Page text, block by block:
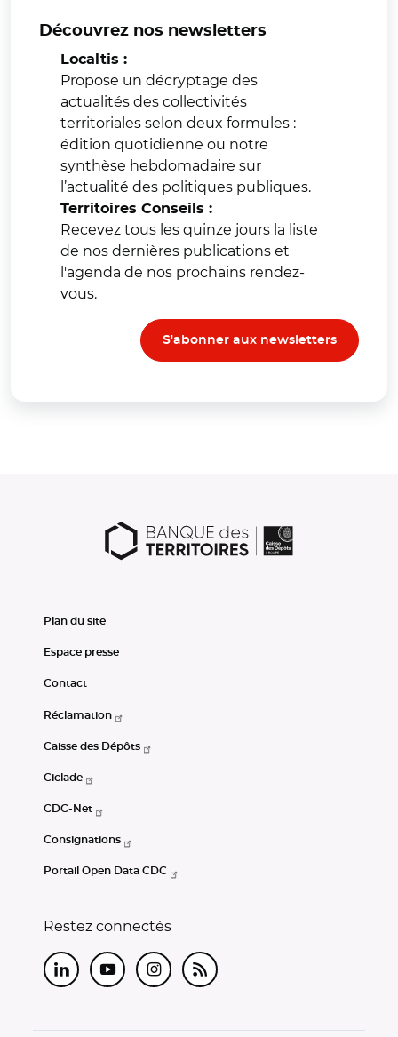
Découvrez nos newsletters
Localtis :
Propose un décryptage des
actualités des collectivités
territoriales selon deux formules :
édition quotidienne ou notre
synthèse hebdomadaire sur
l’actualité des politiques publiques.
Territoires Conseils :
Recevez tous les quinze jours la liste
de nos dernières publications et
l'agenda de nos prochains rendez-
vous.
S'abonner aux newsletters
Plan du site
Espace presse
Contact
Réclamation
Caisse des Dépôts
Ciclade
CDC-Net
Consignations
Portail Open Data CDC
Restez connectés
LinkedInYoutubeInstagram
RSS